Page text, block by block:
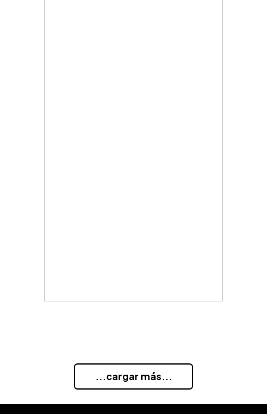
...cargar más...